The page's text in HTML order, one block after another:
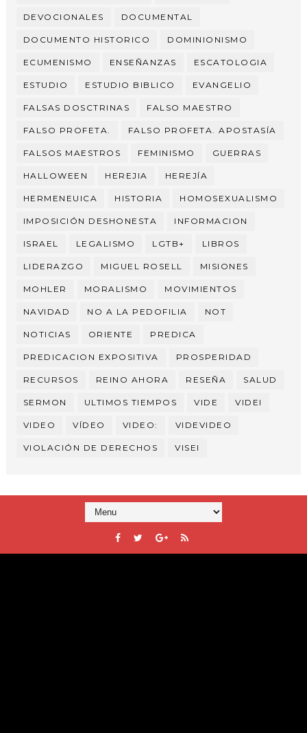
DEVOCIONALES DOCUMENTAL
DOCUMENTO HISTORICO DOMINIONISMO
ECUMENISMO ENSEÑANZAS ESCATOLOGIA
ESTUDIO ESTUDIO BIBLICO EVANGELIO
FALSAS DOSCTRINAS FALSO MAESTRO
FALSO PROFETA. FALSO PROFETA. APOSTASÍA
FALSOS MAESTROS FEMINISMO GUERRAS
HALLOWEEN HEREJIA HEREJÍA
HERMENEUICA HISTORIA HOMOSEXUALISMO
IMPOSICIÓN DESHONESTA INFORMACION
ISRAEL LEGALISMO LGTB+ LIBROS
LIDERAZGO MIGUEL ROSELL MISIONES
MOHLER MORALISMO MOVIMIENTOS
NAVIDAD NO A LA PEDOFILIA NOT
NOTICIAS ORIENTE PREDICA
PREDICACION EXPOSITIVA PROSPERIDAD
RECURSOS REINO AHORA RESEÑA SALUD
SERMON ULTIMOS TIEMPOS VIDE VIDEI
VIDEO VÍDEO VIDEO: VIDEVIDEO
VIOLACIÓN DE DERECHOS VISEI